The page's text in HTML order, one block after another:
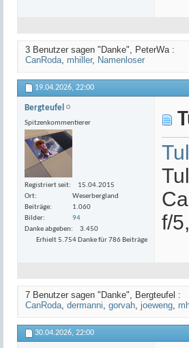
3 Benutzer sagen "Danke", PeterWa :
CanRoda, mhiller, Namenloser
19.04.2026, 22:00
Bergteufel
Spitzenkommentierer
Registriert seit
15.04.2015
Ort
Weserbergland
Beiträge
1.060
Bilder
94
Danke abgeben
3.450
Erhielt 5.754 Danke für 786 Beiträge
f/
7 Benutzer sagen "Danke", Bergteufel :
CanRoda, dermanni, gorvah, joeweng,
30.04.2026, 22:00